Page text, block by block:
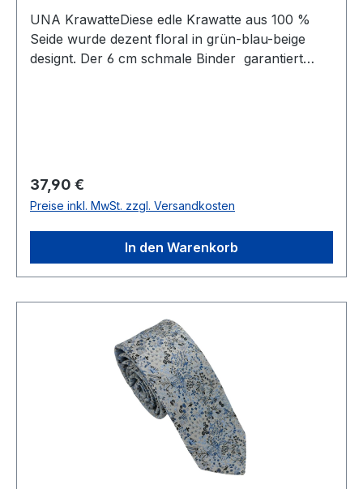
UNA KrawatteDiese edle Krawatte aus 100 %
Seide wurde dezent floral in grün-blau-beige
designt. Der 6 cm schmale Binder garantiert
SeideNicht waschbar Artikel.: 440357Farbe: 32
Regulärer Preis:
37,90 €
Preise inkl. MwSt. zzgl. Versandkosten
In den Warenkorb